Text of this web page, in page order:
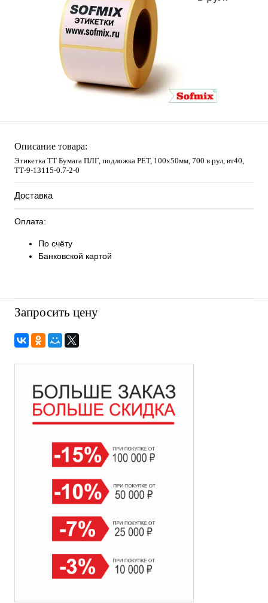
Описание товара:
Этикетка ТТ Бумага ПЛГ, подложка РЕТ, 100х50мм, 700 в рул, вт40,
TТ-9-13115-0.7-2-0
Доставка
Оплата:
По счёту
Банковской картой
Запросить цену